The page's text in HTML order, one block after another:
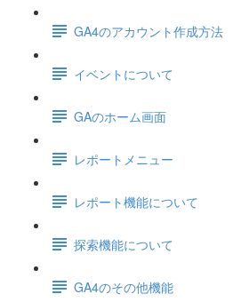
GA4のアカウント作成方法
イベントについて
GAのホーム画面
レポートメニュー
レポート機能について
探索機能について
GA4のその他機能